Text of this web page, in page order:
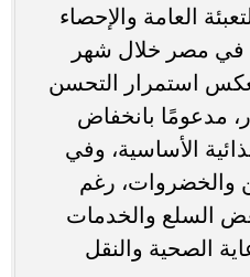
العامة والإحصاء
في مصر خلال شهر
يعكس استمرار التحسن
مدعومًا بانخفاض
الأساسية، وفي
والخضروات، رغم
السلع والخدمات
الصحية والنقل